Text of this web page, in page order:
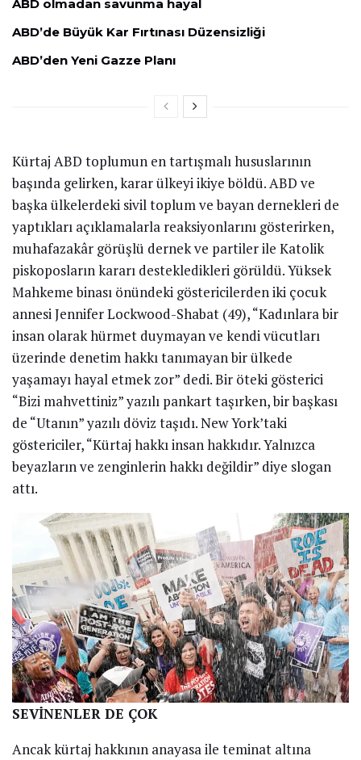
ABD olmadan savunma hayal
ABD’de Büyük Kar Fırtınası Düzensizliği
ABD’den Yeni Gazze Planı
Kürtaj ABD toplumun en tartışmalı hususlarının
başında gelirken, karar ülkeyi ikiye böldü. ABD ve
başka ülkelerdeki sivil toplum ve bayan dernekleri de
yaptıkları açıklamalarla reaksiyonlarını gösterirken,
muhafazakâr görüşlü dernek ve partiler ile Katolik
piskoposların kararı destekledikleri görüldü. Yüksek
Mahkeme binası önündeki göstericilerden iki çocuk
annesi Jennifer Lockwood-Shabat (49), “Kadınlara bir
insan olarak hürmet duymayan ve kendi vücutları
üzerinde denetim hakkı tanımayan bir ülkede
yaşamayı hayal etmek zor” dedi. Bir öteki gösterici
“Bizi mahvettiniz” yazılı pankart taşırken, bir başkası
de “Utanın” yazılı döviz taşıdı. New York’taki
göstericiler, “Kürtaj hakkı insan hakkıdır. Yalnızca
beyazların ve zenginlerin hakkı değildir” diye slogan
attı.
SEVİNENLER DE ÇOK
Ancak kürtaj hakkının anayasa ile teminat altına